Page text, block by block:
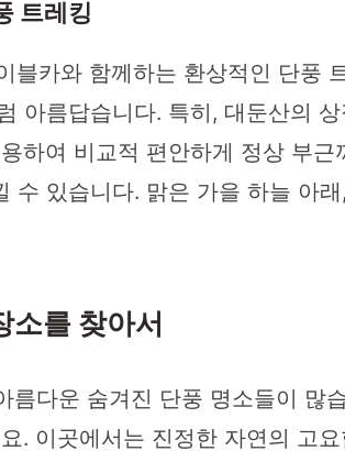
트레킹
블카와 함께하는 환상적인 단풍
아름답습니다. 특히, 대둔산의
하여 비교적 편안하게 정상 부
수 있습니다. 맑은 가을 하늘 아
소를 찾아서
다운 숨겨진 단풍 명소들이 많
. 이곳에서는 진정한 자연의 고